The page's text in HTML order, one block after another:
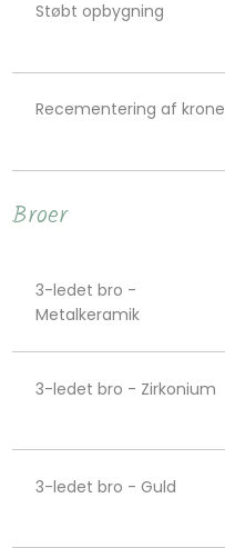
Støbt opbygning
Recementering af krone
Broer
3-ledet bro -
Metalkeramik
3-ledet bro - Zirkonium
3-ledet bro - Guld